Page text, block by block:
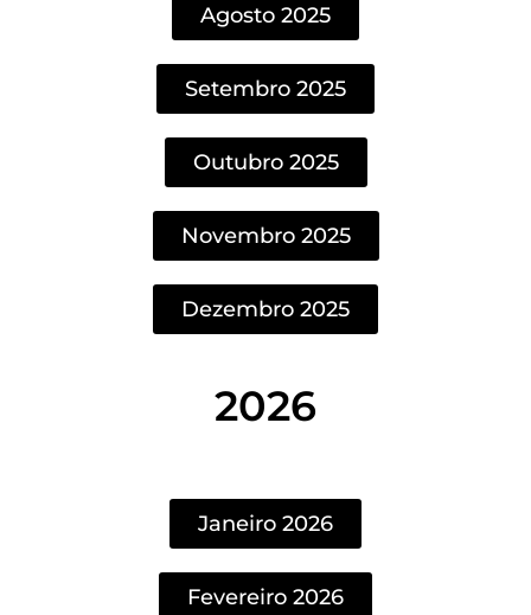
Agosto 2025
Setembro 2025
Outubro 2025
Novembro 2025
Dezembro 2025
2026
Janeiro 2026
Fevereiro 2026